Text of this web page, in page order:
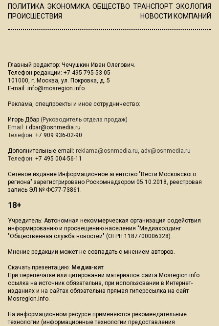
ПОЛИТИКА ЭКОНОМИКА ОБЩЕСТВО ТРАНСПОРТ ЭКОЛОГИЯ
ПРОИСШЕСТВИЯ
НОВОСТИ КОМПАНИЙ
Главный редактор: Чечушкин Иван Олегович.
Телефон редакции: +7 495 795-53-05
101000, г. Москва, ул. Покровка, д. 5
E-mail: info@mosregion.info
Реклама, спецпроекты и иное сотрудничество:
Игорь Дбар (Руководитель отдела продаж)
Email: i.dbar@osnmedia.ru
Телефон: +7 909 936-02-90
Дополнительные email: reklama@osnmedia.ru, adv@osnmedia.ru
Телефон: +7 495 004-56-11
Сетевое издание Информационное агентство "Вести Московского
региона" зарегистрировано Роскомнадзором 05.10.2018, реестровая
запись ЭЛ № ФС77-73861.
18+
Учредитель: Автономная некоммерческая организация содействия
информированию и просвещению населения "Медиахолдинг
"Общественная служба новостей" (ОГРН 1187700006328).
Мнение редакции может не совпадать с мнением авторов.
Скачать презентацию: Медиа-кит
При перепечатке или цитировании материалов сайта Mosregion.info
ссылка на источник обязательна, при использовании в Интернет-
изданиях и на сайтах обязательна прямая гиперссылка на сайт
Mosregion.info.
На информационном ресурсе применяются рекомендательные
технологии (информационные технологии предоставления